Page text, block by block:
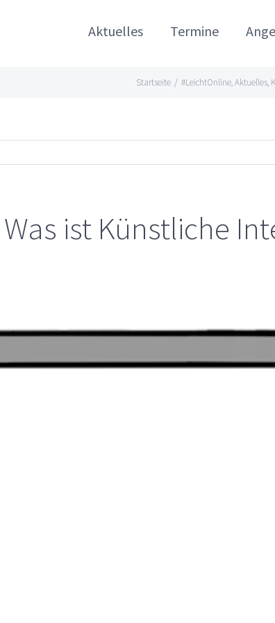
Aktuelles Termine
Startseite / #LeichtOnline,Aktuelles,
ist Künstliche